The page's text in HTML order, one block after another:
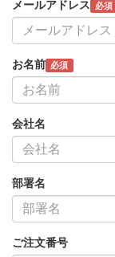
メールアドレス 必須
お名前 必須
会社名
部署名
ご注文番号